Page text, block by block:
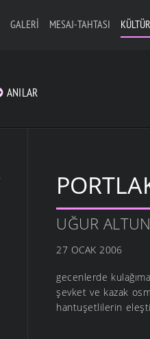
GALERI MESAJ-TAHTASI
ANILAR
UĞUR ALTUN
27 OCAK 2006
gecenlerde
şevket ve kazak
hantuşetlilerin